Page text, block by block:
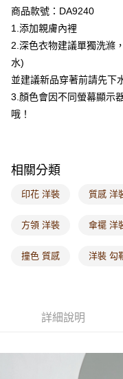
付款後7-11取貨
每筆NT$60，滿
宅配
每筆NT$120，滿
付款後門市自取
每筆NT$60，滿
海外配送-其他亞洲地區
海外配送-歐美地區
商品款號：DA9240
1.添加親膚內裡
2.深色衣物建議單獨洗滌
水)
並建議新品穿著前請先下
3.顏色會因不同螢幕顯示
哦！
相關分類
印花 洋裝 質感 洋
方領 洋裝 傘襬 洋
撞色 質感 洋裝 勾
詳細說明